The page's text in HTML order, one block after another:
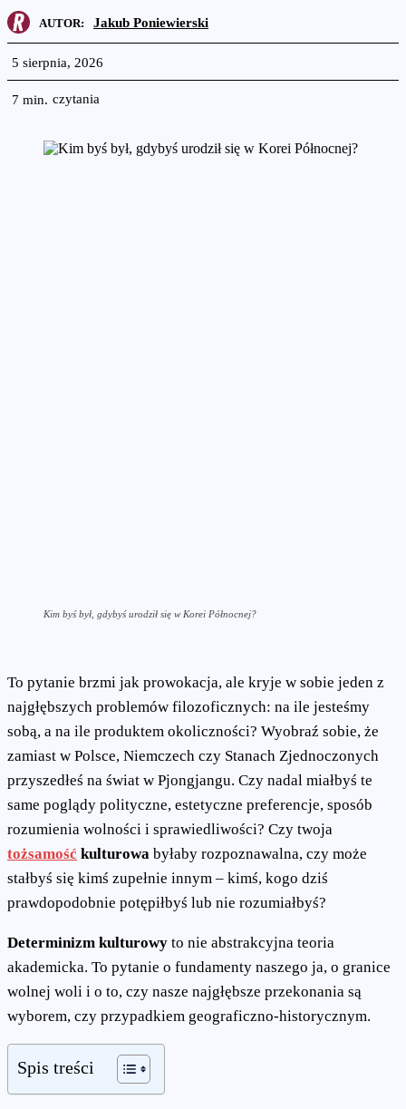
AUTOR: Jakub Poniewierski
5 sierpnia, 2026
7 min. czytania
Kim byś był, gdybyś urodził się w Korei Północnej?
To pytanie brzmi jak prowokacja, ale kryje w sobie jeden z
najgłębszych problemów filozoficznych: na ile jesteśmy
sobą, a na ile produktem okoliczności? Wyobraź sobie, że
zamiast w Polsce, Niemczech czy Stanach Zjednoczonych
przyszedłeś na świat w Pjongjangu. Czy nadal miałbyś te
same poglądy polityczne, estetyczne preferencje, sposób
rozumienia wolności i sprawiedliwości? Czy twoja
tożsamość kulturowa byłaby rozpoznawalna, czy może
stałbyś się kimś zupełnie innym – kimś, kogo dziś
prawdopodobnie potępiłbyś lub nie rozumiałbyś?
Determinizm kulturowy to nie abstrakcyjna teoria
akademicka. To pytanie o fundamenty naszego ja, o granice
wolnej woli i o to, czy nasze najgłębsze przekonania są
wyborem, czy przypadkiem geograficzno-historycznym.
Spis treści